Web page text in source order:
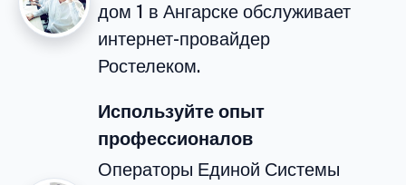
дом 1 в Ангарске обслуживает
интернет-провайдер
Ростелеком.
Используйте опыт
профессионалов
Операторы Единой Системы